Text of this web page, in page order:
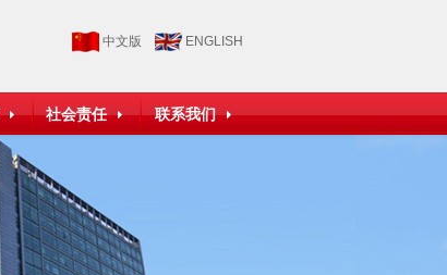
中文版 ENGLISH
社会责任 联系我们